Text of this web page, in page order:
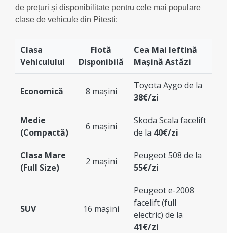
de prețuri și disponibilitate pentru cele mai populare
clase de vehicule din Pitesti:
Clasa
Vehiculului
Flotă
Disponibilă
Cea Mai Ieftină
Mașină Astăzi
Economică 8 mașini
Toyota Aygo de la
38€/zi
Medie
(Compactă)
6 mașini
Skoda Scala facelift
de la 40€/zi
Clasa Mare
(Full Size)
2 mașini
Peugeot 508 de la
55€/zi
SUV 16 mașini
Peugeot e-2008
facelift (full
electric) de la
41€/zi